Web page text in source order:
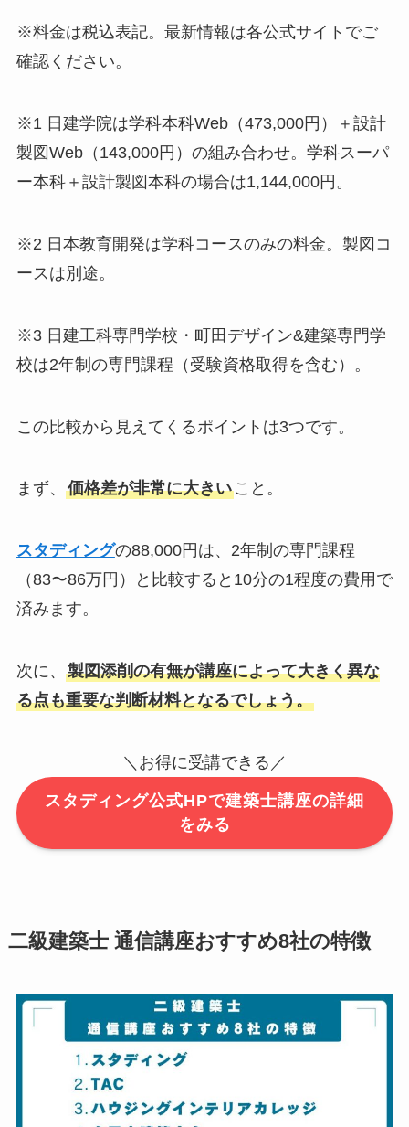
※料金は税込表記。最新情報は各公式サイトでご
確認ください。
※1 日建学院は学科本科Web（473,000円）＋設計
製図Web（143,000円）の組み合わせ。学科スーパ
ー本科＋設計製図本科の場合は1,144,000円。
※2 日本教育開発は学科コースのみの料金。製図コ
ースは別途。
※3 日建工科専門学校・町田デザイン&建築専門学
校は2年制の専門課程（受験資格取得を含む）。
この比較から見えてくるポイントは3つです。
まず、 価格差が非常に大きいこと。
スタディングの88,000円は、2年制の専門課程
（83〜86万円）と比較すると10分の1程度の費用で
済みます。
次に、 製図添削の有無が講座によって大きく異な
る点も重要な判断材料となるでしょう。
＼お得に受講できる／
スタディング公式HPで建築士講座の詳細
をみる
二級建築士 通信講座おすすめ8社の特徴